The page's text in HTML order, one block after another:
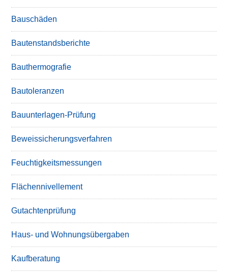
Bauschäden
Bautenstandsberichte
Bauthermografie
Bautoleranzen
Bauunterlagen-Prüfung
Beweissicherungsverfahren
Feuchtigkeitsmessungen
Flächennivellement
Gutachtenprüfung
Haus- und Wohnungsübergaben
Kaufberatung